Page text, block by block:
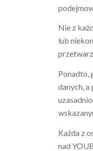
Nie z
lub
Ponadto,
danych,
Każda z
nad